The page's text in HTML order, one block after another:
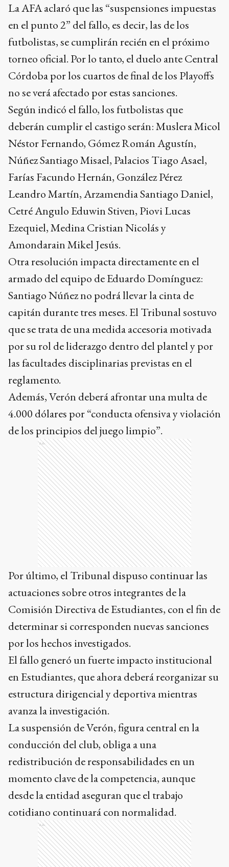
La AFA aclaró que las “suspensiones impuestas
en el punto 2” del fallo, es decir, las de los
futbolistas, se cumplirán recién en el próximo
torneo oficial. Por lo tanto, el duelo ante Central
Córdoba por los cuartos de final de los Playoffs
no se verá afectado por estas sanciones.
Según indicó el fallo, los futbolistas que
deberán cumplir el castigo serán: Muslera Micol
Néstor Fernando, Gómez Román Agustín,
Núñez Santiago Misael, Palacios Tiago Asael,
Farías Facundo Hernán, González Pérez
Leandro Martín, Arzamendia Santiago Daniel,
Cetré Angulo Eduwin Stiven, Piovi Lucas
Ezequiel, Medina Cristian Nicolás y
Amondarain Mikel Jesús.
Otra resolución impacta directamente en el
armado del equipo de Eduardo Domínguez:
Santiago Núñez no podrá llevar la cinta de
capitán durante tres meses. El Tribunal sostuvo
que se trata de una medida accesoria motivada
por su rol de liderazgo dentro del plantel y por
las facultades disciplinarias previstas en el
reglamento.
Además, Verón deberá afrontar una multa de
4.000 dólares por “conducta ofensiva y violación
de los principios del juego limpio”.
Ads
Por último, el Tribunal dispuso continuar las
actuaciones sobre otros integrantes de la
Comisión Directiva de Estudiantes, con el fin de
determinar si corresponden nuevas sanciones
por los hechos investigados.
El fallo generó un fuerte impacto institucional
en Estudiantes, que ahora deberá reorganizar su
estructura dirigencial y deportiva mientras
avanza la investigación.
La suspensión de Verón, figura central en la
conducción del club, obliga a una
redistribución de responsabilidades en un
momento clave de la competencia, aunque
desde la entidad aseguran que el trabajo
cotidiano continuará con normalidad.
Ads